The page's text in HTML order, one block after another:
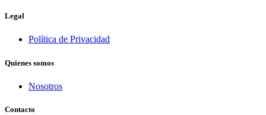
Legal
Política de Privacidad
Quienes somos
Nosotros
Contacto